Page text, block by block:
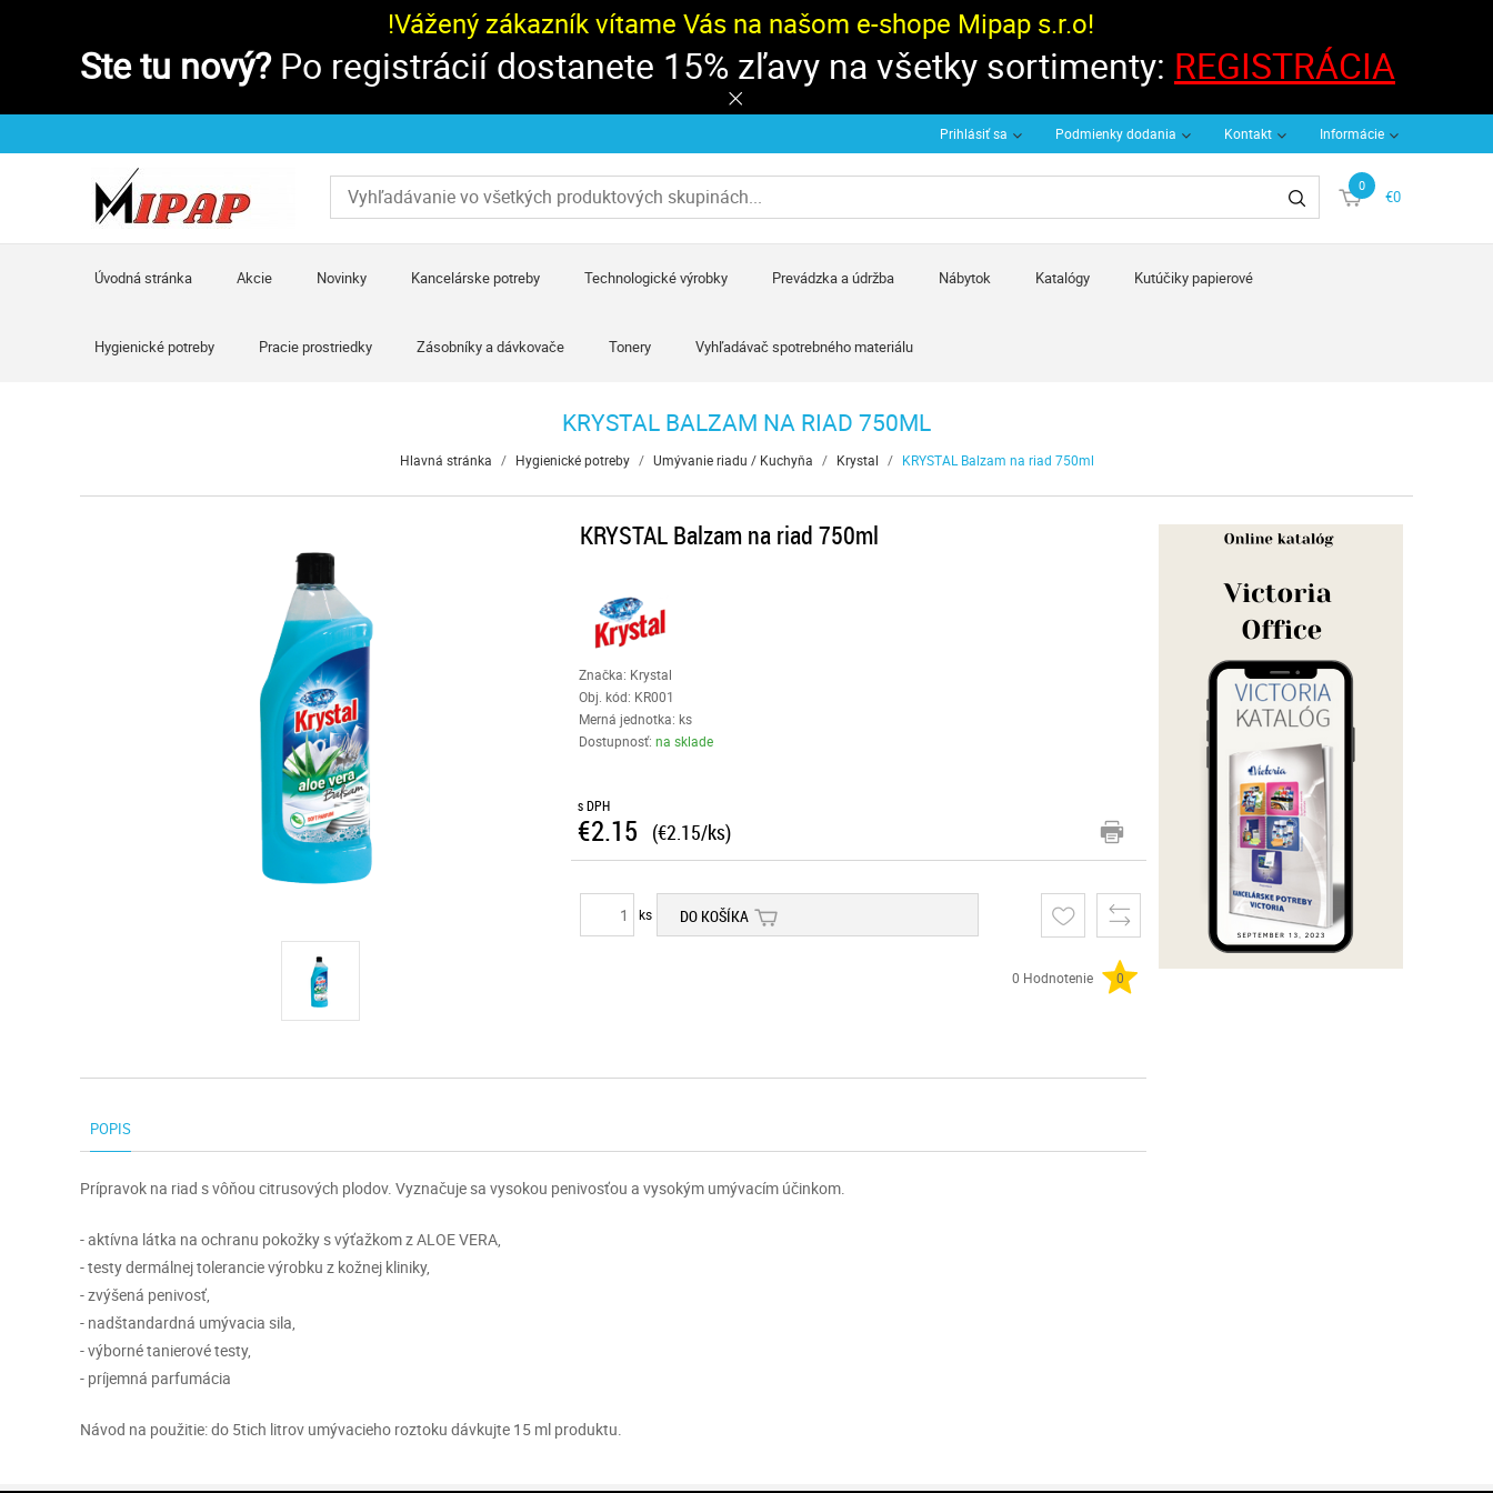
!Vážený zákazník vítame Vás na našom e-shope Mipap s.r.o!
Ste tu nový?Po registrácií dostanete 15% zľavy na všetky sortimenty: REGISTRÁCIA
Prihlásiť sa Podmienky dodania Kontakt Informácie
0
€0
Úvodná stránka Akcie Novinky Kancelárske potreby Technologické výrobky Prevádzka a údržba Nábytok Katalógy Kutúčiky papierové
Hygienické potreby Pracie prostriedky Zásobníky a dávkovače Tonery Vyhľadávač spotrebného materiálu
KRYSTAL BALZAM NA RIAD 750ML
Hlavná stránka / Hygienické potreby / Umývanie riadu / Kuchyňa / Krystal / KRYSTAL Balzam na riad 750ml
KRYSTAL Balzam na riad 750ml
Značka: Krystal
Obj. kód: KR001
Merná jednotka: ks
Dostupnosť: na sklade
s DPH
€2.15 (€2.15/ks)
ks DO KOŠÍKA
0 Hodnotenie 0
POPIS
Prípravok na riad s vôňou citrusových plodov. Vyznačuje sa vysokou penivosťou a vysokým umývacím účinkom.
- aktívna látka na ochranu pokožky s výťažkom z ALOE VERA,
- testy dermálnej tolerancie výrobku z kožnej kliniky,
- zvýšená penivosť,
- nadštandardná umývacia sila,
- výborné tanierové testy,
- príjemná parfumácia
Návod na použitie: do 5tich litrov umývacieho roztoku dávkujte 15 ml produktu.